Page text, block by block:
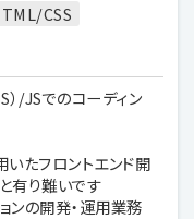
CSS
）/JSでのコーディン
たフロントエンド開
有り難いです
ンの開発・運用業務